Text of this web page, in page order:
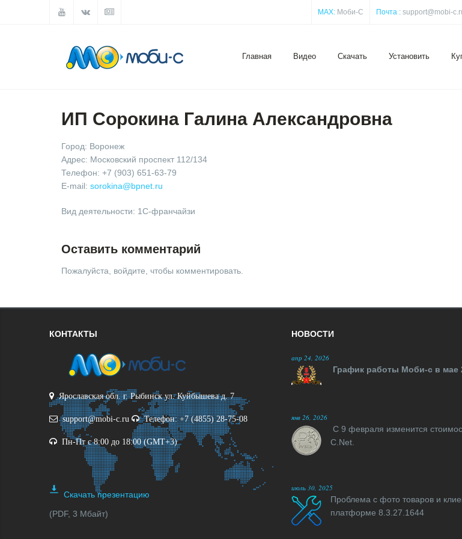
MAX: Моби-С Почта : support@mobi-
Главная Видео Скачать Установить
ИП Сорокина Галина Александровна
Город: Воронеж
Адрес: Московский проспект 112/134
Телефон: +7 (903) 651-63-79
E-mail: sorokina@bpnet.ru
Вид деятельности: 1С-франчайзи
Оставить комментарий
Пожалуйста, войдите, чтобы комментировать.
КОНТАКТЫ
Ярославская обл. г. Рыбинск ул. Куйбышева д. 7
support@mobi-c.ru Телефон: +7 (4855) 28-75-08
Пн-Пт с 8:00 до 18:00 (GMT+3)
Скачать презентацию
(PDF, 3 Мбайт)
НОВОСТИ
апр 24, 2026
График работы Моби-с в мае
янв 26, 2026
С 9 февраля изменится
C.Net.
июль 30, 2025
Проблема с фото товаров и
платформе 8.3.27.1644